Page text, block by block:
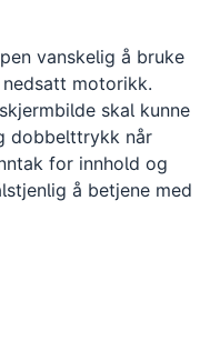
vanskelig å bruke
motorikk.
skal kunne
dobbelttrykk når
for innhold og
å betjene med